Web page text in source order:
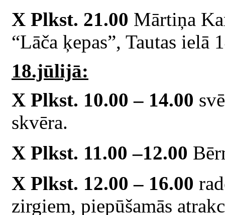
X Plkst. 21.00 Mārtiņa
“Lāča ķepas”, Tautas ielā
18.jūlijā:
X Plkst. 10.00 – 14.00
skvēra.
X Plkst. 11.00 –12.00
X Plkst. 12.00 – 16.00
zirgiem, piepūšamās